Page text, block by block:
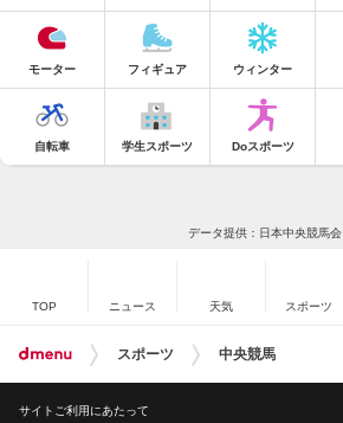
モーター フィギュア ウィンター
自転車 学生スポーツ Doスポーツ
データ提供：日本中央競馬会
TOP ニュース 天気 スポーツ
スポーツ 中央競馬
サイトご利用にあたって